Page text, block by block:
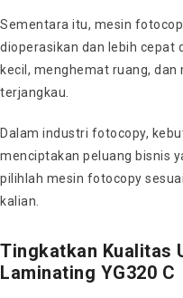
Sementara itu, mesin
dioperasikan dan lebih cepat
kecil, menghemat ruang,
terjangkau.
Dalam industri fotocopy,
menciptakan peluang bisnis
pilihlah mesin fotocopy
kalian.
Tingkatkan Kualitas
Laminating YG320 C